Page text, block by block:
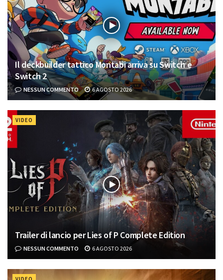
Il deckbuilder tattico Montabi arriva su Switch e
Switch 2
NESSUN COMMENTO 6 AGOSTO 2026
VIDEO
Trailer di lancio per Lies of P Complete Edition
NESSUN COMMENTO 6 AGOSTO 2026